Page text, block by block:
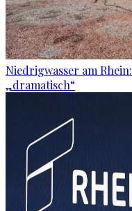
Niedrigwasser am
„dramatisch“